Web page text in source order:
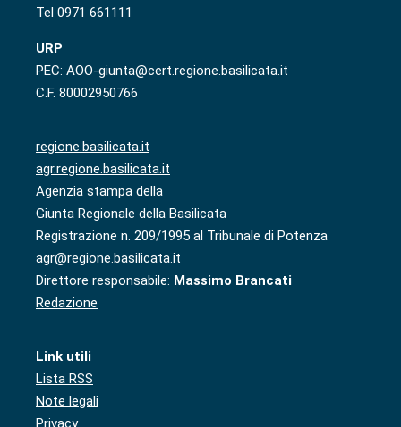
Tel 0971 661111
URP
PEC: AOO-giunta@cert.regione.basilicata.it
C.F. 80002950766
regione.basilicata.it
agr.regione.basilicata.it
Agenzia stampa della
Giunta Regionale della Basilicata
Registrazione n. 209/1995 al Tribunale di Potenza
agr@regione.basilicata.it
Direttore responsabile: Massimo Brancati
Redazione
Link utili
Lista RSS
Note legali
Privacy